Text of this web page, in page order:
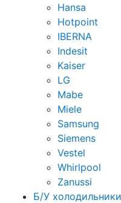
Hansa
Hotpoint
IBERNA
Indesit
Kaiser
LG
Mabe
Miele
Samsung
Siemens
Vestel
Whirlpool
Zanussi
Б/У холодильники